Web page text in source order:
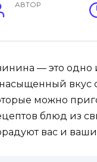
АВТОР
— это одно
вкус
можно
блюд из
вас и